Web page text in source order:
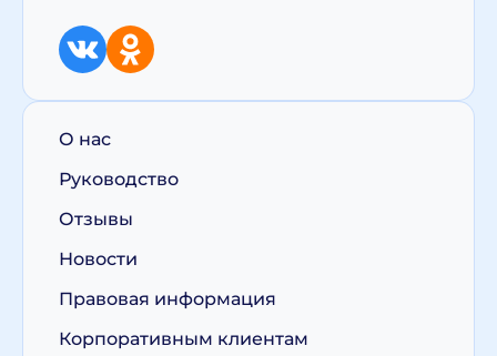
О нас
Руководство
Отзывы
Новости
Правовая информация
Корпоративным клиентам